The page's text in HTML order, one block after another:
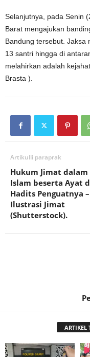
Selanjutnya, pada Senin
Barat mengajukan
Bandung tersebut. Jaksa
13 santri hingga di
melahirkan adalah
Brasta ).
Artikulli paraprak
Hukum Jimat dalam
Islam beserta Ayat
Hadits Penguatnya –
Ilustrasi Jimat
(Shutterstock).
ARTIKEL